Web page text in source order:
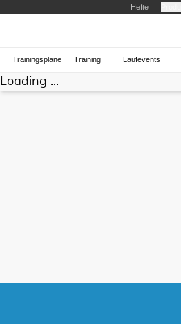
Hefte
Trainingspläne Training Laufevents
Loading ...